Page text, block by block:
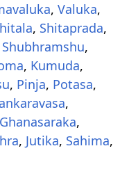
, Valuka,
, Shitaprada,
Shubhramshu,
, Kumuda,
, Pinja, Potasa,
,
Ghanasaraka,
, Jutika, Sahima,